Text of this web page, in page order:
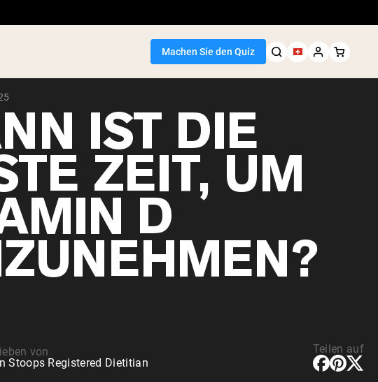
Machen Sie den Quiz
IST DIE
ZEIT, UM
D
von
Stoops Registered Dietitian
Teilen auf